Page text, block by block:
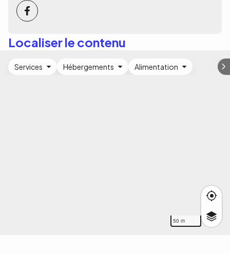
Localiser le contenu
50 m
Services Hébergements Alimentation